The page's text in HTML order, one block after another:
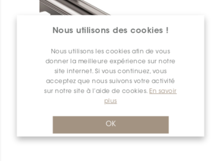
Nous utilisons des cookies !
Nous utilisons les cookies afin de vous
donner la meilleure expérience sur notre
site internet. Si vous continuez, vous
acceptez que nous suivons votre activité
sur notre site à l’aide de cookies. En savoir
plus
OK
Dilex-Ahk E/AHK1S/TSLA